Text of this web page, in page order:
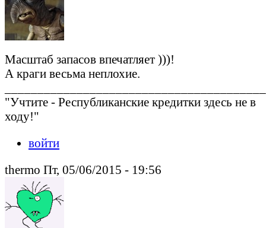
Масштаб запасов впечатляет )))!
А краги весьма неплохие.
"Учтите - Республиканские кредитки здесь не в
ходу!"
войти
thermo Пт, 05/06/2015 - 19:56